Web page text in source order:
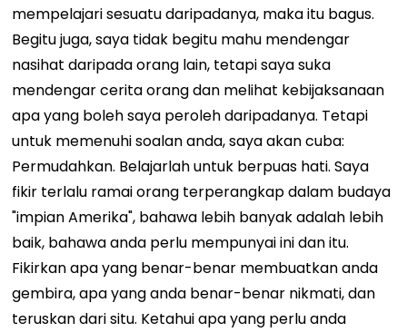
mempelajari sesuatu daripadanya, maka itu bagus.
Begitu juga, saya tidak begitu mahu mendengar
nasihat daripada orang lain, tetapi saya suka
mendengar cerita orang dan melihat kebijaksanaan
apa yang boleh saya peroleh daripadanya. Tetapi
untuk memenuhi soalan anda, saya akan cuba:
Permudahkan. Belajarlah untuk berpuas hati. Saya
fikir terlalu ramai orang terperangkap dalam budaya
"impian Amerika", bahawa lebih banyak adalah lebih
baik, bahawa anda perlu mempunyai ini dan itu.
Fikirkan apa yang benar-benar membuatkan anda
gembira, apa yang anda benar-benar nikmati, dan
teruskan dari situ. Ketahui apa yang perlu anda